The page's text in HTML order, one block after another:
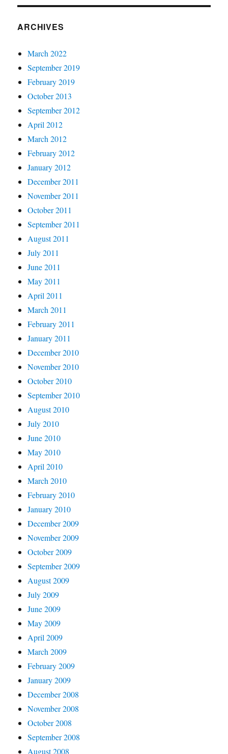
ARCHIVES
March 2022
September 2019
February 2019
October 2013
September 2012
April 2012
March 2012
February 2012
January 2012
December 2011
November 2011
October 2011
September 2011
August 2011
July 2011
June 2011
May 2011
April 2011
March 2011
February 2011
January 2011
December 2010
November 2010
October 2010
September 2010
August 2010
July 2010
June 2010
May 2010
April 2010
March 2010
February 2010
January 2010
December 2009
November 2009
October 2009
September 2009
August 2009
July 2009
June 2009
May 2009
April 2009
March 2009
February 2009
January 2009
December 2008
November 2008
October 2008
September 2008
August 2008